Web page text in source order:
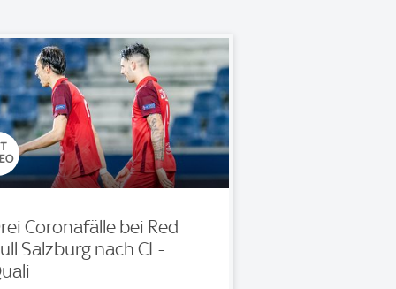
Coronafälle bei Red
Salzburg nach CL-